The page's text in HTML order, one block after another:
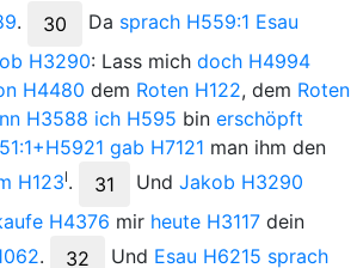
. 30 Da sprach H559:1 Esau
H3290: Lass mich doch H4994
H4480 dem Roten H122, dem Roten
H3588 ich H595 bin erschöpft
gab H7121 man ihm den
H123l. 31 Und Jakob H3290
H4376 mir heute H3117 dein
. 32 Und Esau H6215 sprach